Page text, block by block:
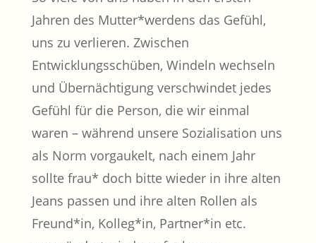
Jahren des Mutter*werdens das Gefühl,
uns zu verlieren. Zwischen
Entwicklungsschüben, Windeln wechseln
und Übernächtigung verschwindet jedes
Gefühl für die Person, die wir einmal
waren – während unsere Sozialisation uns
als Norm vorgaukelt, nach einem Jahr
sollte frau* doch bitte wieder in ihre alten
Jeans passen und ihre alten Rollen als
Freund*in, Kolleg*in, Partner*in etc.